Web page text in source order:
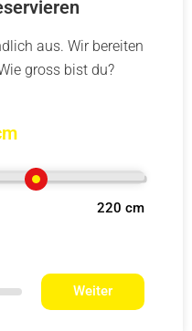
aus. Wir bereiten
gross bist du?
220 cm
Weiter